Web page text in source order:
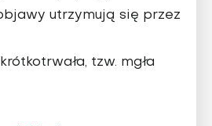
utrzymują się przez
tzw. mgła